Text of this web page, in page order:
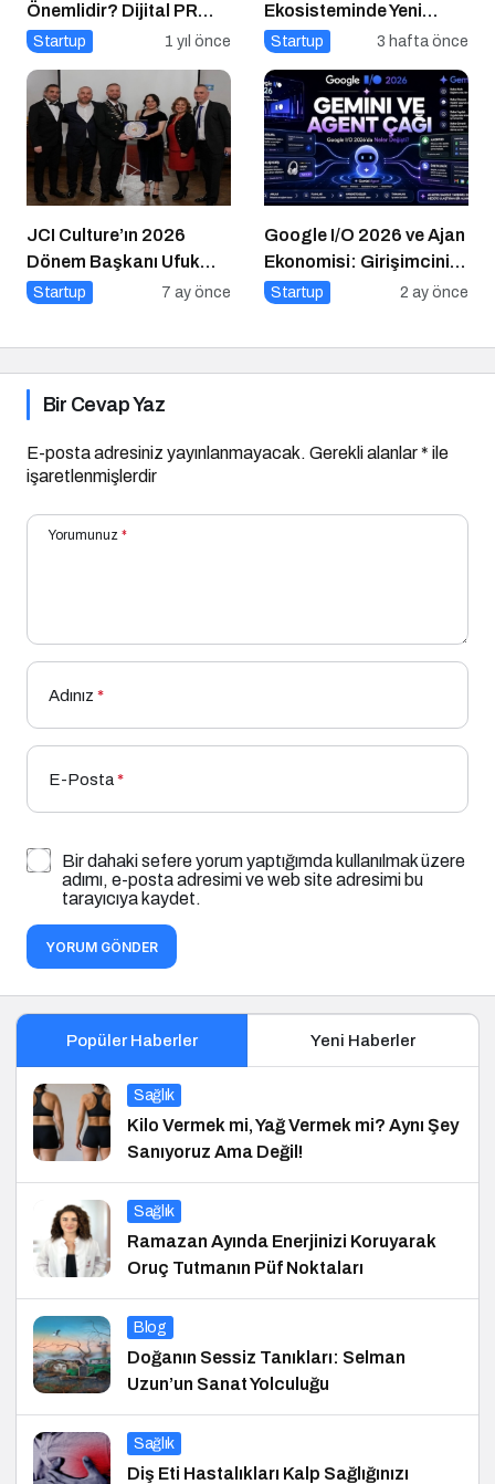
Önemlidir? Dijital PR
Nasıl Uygulanır?
Startup 1 yıl önce
Ekosisteminde Yeni
Dönem Başlıyor: Bayim
İçin Geri Sayım!
Startup 3 hafta önce
JCI Culture’ın 2026
Dönem Başkanı Ufuk
Can Ay Oldu
Startup 7 ay önce
Google I/O 2026 ve Ajan
Ekonomisi: Girişimcinin
Yeni Rakibi Arama
Startup 2 ay önce
Bir Cevap Yaz
E-posta adresiniz yayınlanmayacak. Gerekli alanlar* ile
işaretlenmişlerdir
Yorumunuz *
Adınız *
E-Posta*
Bir dahaki sefere yorum yaptığımda kullanılmak üzere
adımı, e-posta adresimi ve web site adresimi bu
tarayıcıya kaydet.
YORUM GÖNDER
Popüler Haberler Yeni Haberler
Sağlık
Kilo Vermek mi, Yağ Vermek mi? Aynı Şey
Sanıyoruz Ama Değil!
Sağlık
Ramazan Ayında Enerjinizi Koruyarak
Oruç Tutmanın Püf Noktaları
Blog
Doğanın Sessiz Tanıkları: Selman
Uzun’un Sanat Yolculuğu
Sağlık
Diş Eti Hastalıkları Kalp Sağlığınızı